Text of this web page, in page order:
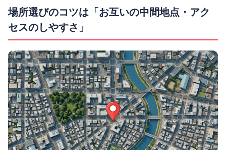
場所選びのコツは「お互いの中間地点・アク
セスのしやすさ」